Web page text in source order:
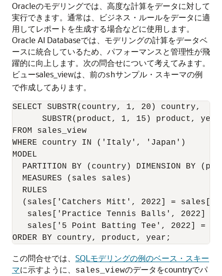
Oracleのモデリングでは、高度な計算をデータに対して
実行できます。通常は、ビジネス・ルールをデータに適
用してレポートを生成する場合などに使用します。
Oracle AI Databaseでは、モデリングの計算をデータベ
ースに統合しているため、パフォーマンスと管理性が飛
躍的に向上します。次の問合せについて考えてみます。
ビューsales_viewは、前のshサンプル・スキーマの例
で作成してあります。
SELECT SUBSTR(country, 1, 20) country,
SUBSTR(product, 1, 15) product,
FROM sales_view
WHERE country IN ('Italy', 'Japan')
MODEL
PARTITION BY (country) DIMENSION BY
  MEASURES (sales sales)
  RULES
(sales['Catchers Mitt', 2022] =
sales['Practice Tennis Balls', 2022] =
sales['5 Point Batting Tee', 2022] =
この問合せでは、 SQLモデリングの例のベース・スキー
マに示すように、 sales_viewのデータをcountryでパ